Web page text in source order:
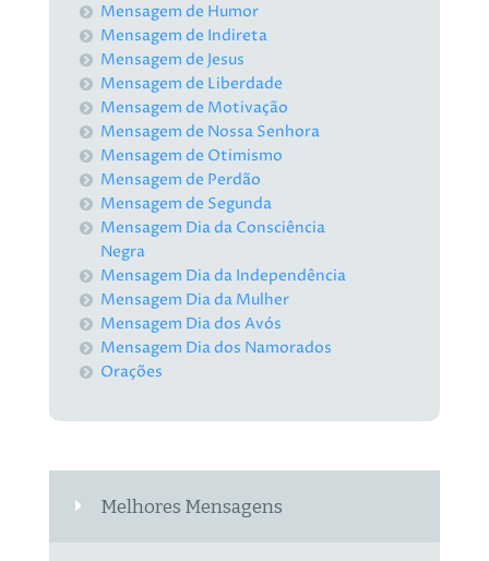
Mensagem de Humor
Mensagem de Indireta
Mensagem de Jesus
Mensagem de Liberdade
Mensagem de Motivação
Mensagem de Nossa Senhora
Mensagem de Otimismo
Mensagem de Perdão
Mensagem de Segunda
Mensagem Dia da Consciência
Negra
Mensagem Dia da Independência
Mensagem Dia da Mulher
Mensagem Dia dos Avós
Mensagem Dia dos Namorados
Orações
Melhores Mensagens